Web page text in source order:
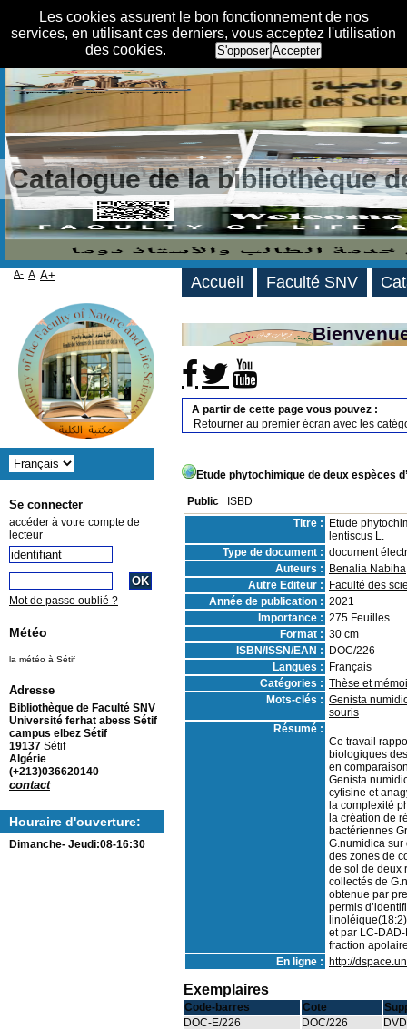
Les cookies assurent le bon fonctionnement de nos
services, en utilisant ces derniers, vous acceptez l'utilisation
des cookies.
S'opposer Accepter
Catalogue de la bibliothèque
A partir de cette page vous pouvez :
Retourner au premier écran avec les
Etude phytochimique de deux espèces
Public
ISBD
Titre :
Etude
lentiscus L.
Type de document : document
Auteurs :
Benalia Nabiha
Autre Editeur :
Faculté des
Année de publication : 2021
Importance : 275 Feuilles
Format : 30 cm
ISBN/ISSN/EAN :
DOC/226
Langues :
Français
Catégories : Thèse et
Mots-clés : Genista
souris
Résumé :
Ce travail
biologiques
en
Genista
cytisine et
la complexité
la création de
bactériennes
G.numidica
des zones de
de sol de deux
collectés de
obtenue par
permis
et par LC-
fraction
En ligne : http://
Exemplaires
Code-barres Cote
DOC-E/226
DOC/226
Accueil Faculté SNV
A- A A+
Se connecter
accéder à votre compte de
lecteur
Mot de passe oublié ?
Météo
la météo à Sétif
Adresse
Bibliothèque de Faculté SNV
Université ferhat abess Sétif
campus elbez Sétif
19137 Sétif
Algérie
(+213)036620140
contact
Houraire d'ouverture:
Dimanche- Jeudi:08-16:30